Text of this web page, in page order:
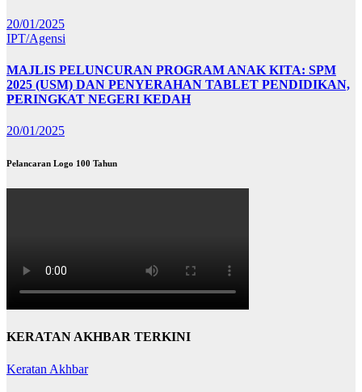
20/01/2025
IPT/Agensi
MAJLIS PELUNCURAN PROGRAM ANAK KITA: SPM
2025 (USM) DAN PENYERAHAN TABLET PENDIDIKAN,
PERINGKAT NEGERI KEDAH
20/01/2025
Pelancaran Logo 100 Tahun
KERATAN AKHBAR TERKINI
Keratan Akhbar